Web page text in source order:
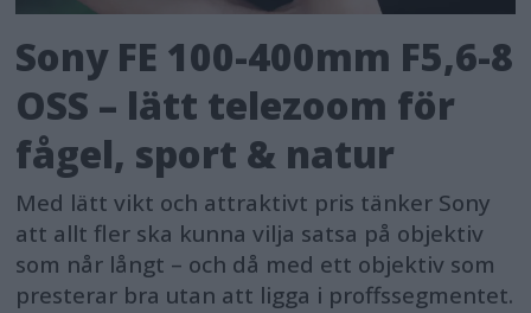
Sony FE 100-400mm F5,6-8
OSS – lätt telezoom för
fågel, sport & natur
Med lätt vikt och attraktivt pris tänker Sony
att allt fler ska kunna vilja satsa på objektiv
som når långt – och då med ett objektiv som
presterar bra utan att ligga i proffssegmentet.